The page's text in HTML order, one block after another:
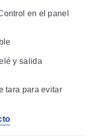
en el panel
y salida
tara para evitar